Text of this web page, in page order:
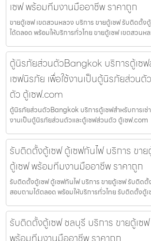
เซฟ พร้อมทีมงานมืออาชีพ ราคาถูก
ขายตู้เซฟ เขตสวนหลวง บริการ ขายตู้เซฟ รับติดตั้
ได้ตลอด พร้อมให้บริการทั่วไทย ขายตู้เซฟ เขตสวนห
ตู้นิรภัยส่วนตัวBangkok บริการตู้เซฟ
เซฟนิรภัย เพื่อใช้งานเป็นตู้นิรภัยส่วนตั
ตัว ตู้เซฟ.com
ตู้นิรภัยส่วนตัวBangkok บริการตู้เซฟสำหรับการเช่
งานเป็นตู้นิรภัยส่วนตัวและตู้เซฟส่วนตัว ตู้เซฟ.com
รับติดตั้งตู้เซฟ ตู้เซฟกันไฟ บริการ ขา
ตู้เซฟ พร้อมทีมงานมืออาชีพ ราคาถูก
รับติดตั้งตู้เซฟ ตู้เซฟกันไฟ บริการ ขายตู้เซฟ รับติด
สอบถามได้ตลอด พร้อมให้บริการทั่วไทย รับติดตั้งตู้เ
รับติดตั้งตู้เซฟ ชลบุรี บริการ ขายตู้เซ